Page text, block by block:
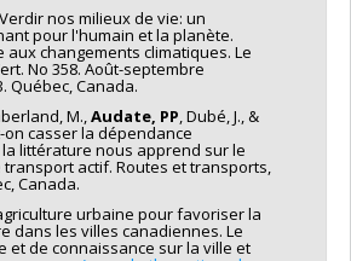
nos milieux de vie: un
pour l'humain et la planète.
aux changements climatiques. Le
No 358. Août-septembre
Québec, Canada.
M.,Audate, PP, Dubé, J., &
on casser la dépendance
littérature nous apprend sur le
actif. Routes et transports,
Canada.
urbaine pour favoriser la
dans les villes canadiennes. Le
et de connaissance sur la ville et